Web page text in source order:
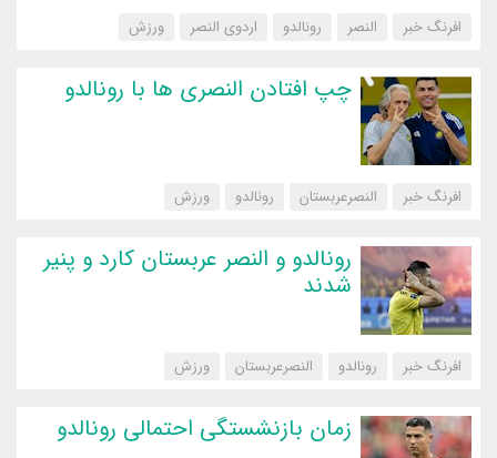
افرنگ خبر النصر رونالدو اردوی النصر ‌ورزش
چپ افتادن النصری ها با رونالدو
افرنگ خبر النصرعربستان رونالدو ‌ورزش
رونالدو و النصر عربستان کارد و پنیر
شدند
افرنگ خبر رونالدو النصرعربستان ‌ورزش
زمان بازنشستگی احتمالی رونالدو